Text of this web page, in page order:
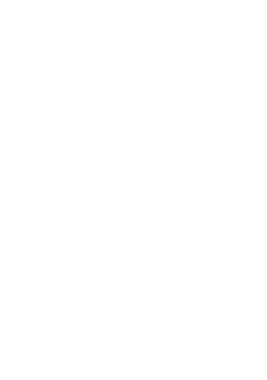
to browse this website, you accept
access our